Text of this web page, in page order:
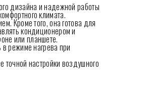
дизайна и надежной работы
климата.
Кроме того, она готова для
кондиционером и
или планшете.
режиме нагрева при
точной настройки воздушного